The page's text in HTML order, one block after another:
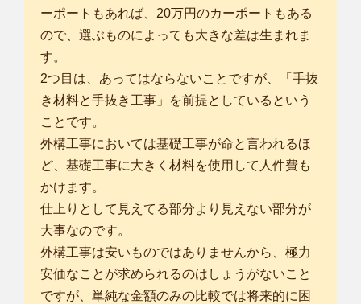
ーポートもあれば、20万円のカーポートもある
ので、選ぶものによっても大きな差は生まれま
す。
2つ目は、あってはならないことですが、「手抜
き材料と手抜き工事」を前提としているという
ことです。
外構工事においては基礎工事が命と言われるほ
ど、基礎工事に大きく材料を使用して人件費も
かけます。
仕上りとして見えてる部分より見えない部分が
大事なのです。
外構工事は安いものではありませんから、極力
安価なことが求められるのはしょうがないこと
ですが、単純な金額のみの比較では将来的に困